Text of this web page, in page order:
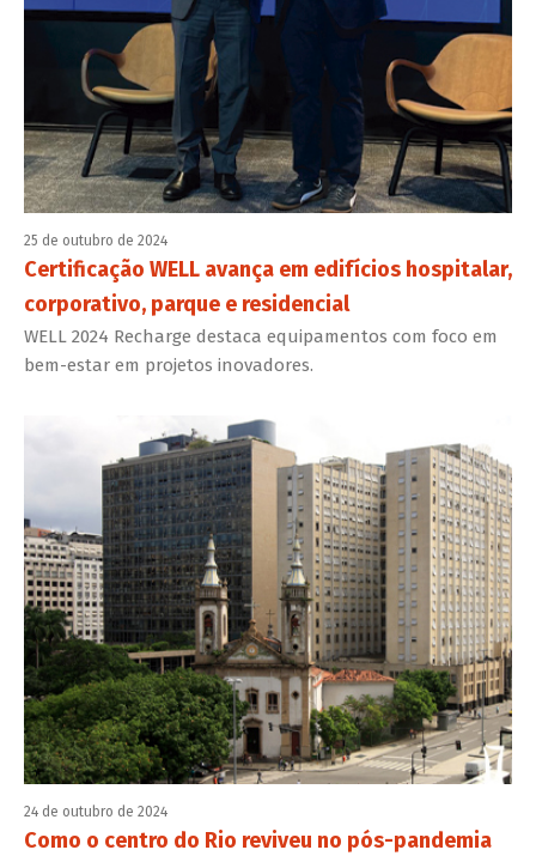
25 de outubro de 2024
Certificação WELL avança em edifícios hospitalar,
corporativo, parque e residencial
WELL 2024 Recharge destaca equipamentos com foco em
bem-estar em projetos inovadores.
24 de outubro de 2024
Como o centro do Rio reviveu no pós-pandemia